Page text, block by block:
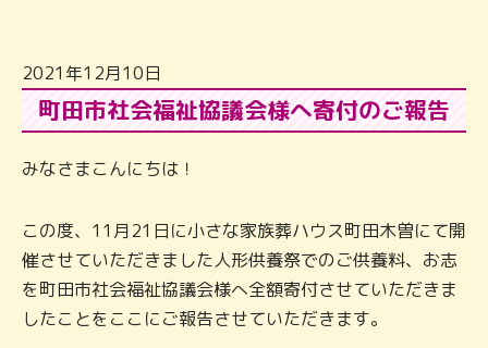
2021年12月10日
町田市社会福祉協議会様へ寄付のご報告
みなさまこんにちは！
この度、11月21日に小さな家族葬ハウス町田木曽にて開
催させていただきました人形供養祭でのご供養料、お志
を町田市社会福祉協議会様へ全額寄付させていただきま
したことをここにご報告させていただきます。